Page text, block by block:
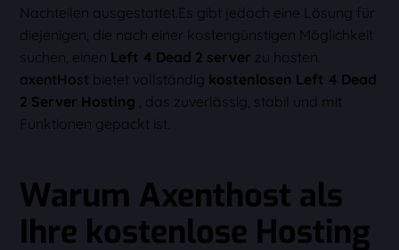
Nachteilen ausgestattet.Es gibt jedoch eine Lösung für
diejenigen, die nach einer kostengünstigen Möglichkeit
suchen, einen Left 4 Dead 2 server zu hosten.
axentHost bietet vollständig kostenlosen Left 4 Dead
2 Server Hosting , das zuverlässig, stabil und mit
Funktionen gepackt ist.
Warum Axenthost als
Ihre kostenlose Hosting